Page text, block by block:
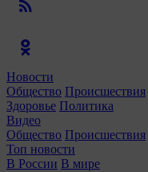
Новости
Общество Происшествия
Здоровье Политика
Видео
Общество Происшествия
Топ новости
В России В мире